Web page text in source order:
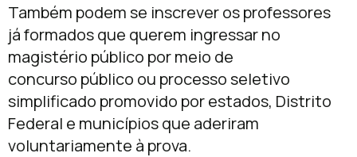
Também podem se inscrever os professores
já formados que querem ingressar no
magistério público por meio de
concurso público ou processo seletivo
simplificado promovido por estados, Distrito
Federal e municípios que aderiram
voluntariamente à prova.